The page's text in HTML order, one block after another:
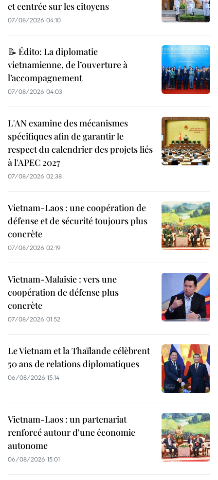
et centrée sur les citoyens
07/08/2026 04:10
📝 Édito: La diplomatie
vietnamienne, de l’ouverture à
l’accompagnement
07/08/2026 04:03
L'AN examine des mécanismes
spécifiques afin de garantir le
respect du calendrier des projets liés
à l'APEC 2027
07/08/2026 02:38
Vietnam-Laos : une coopération de
défense et de sécurité toujours plus
concrète
07/08/2026 02:19
Vietnam-Malaisie : vers une
coopération de défense plus
concrète
07/08/2026 01:52
Le Vietnam et la Thaïlande célèbrent
50 ans de relations diplomatiques
06/08/2026 15:14
Vietnam-Laos : un partenariat
renforcé autour d'une économie
autonome
06/08/2026 15:01